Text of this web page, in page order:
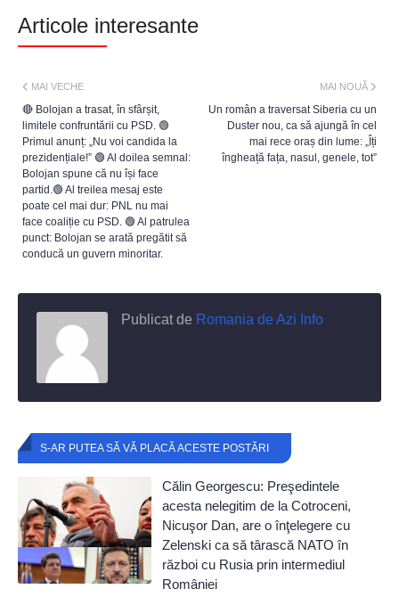
Articole interesante
MAI NOUĂ
Un român a traversat Siberia cu un
Duster nou, ca să ajungă în cel
mai rece oraș din lume: „Îți
îngheață fața, nasul, genele, tot”
MAI VECHE
🔴 Bolojan a trasat, în sfârșit,
limitele confruntării cu PSD. 🟢
Primul anunț: „Nu voi candida la
prezidențiale!” 🟢 Al doilea semnal:
Bolojan spune că nu își face
partid.🟢 Al treilea mesaj este
poate cel mai dur: PNL nu mai
face coaliție cu PSD. 🟢 Al patrulea
punct: Bolojan se arată pregătit să
conducă un guvern minoritar.
Publicat de Romania de Azi Info
S-AR PUTEA SĂ VĂ PLACĂ ACESTE POSTĂRI
Călin Georgescu: Preşedintele
acesta nelegitim de la Cotroceni,
Nicuşor Dan, are o înţelegere cu
Zelenski ca să târască NATO în
război cu Rusia prin intermediul
României